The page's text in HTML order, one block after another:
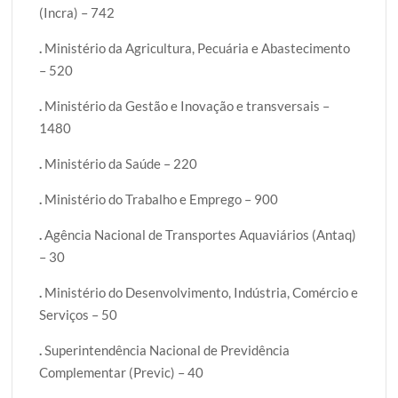
(Incra) – 742
. Ministério da Agricultura, Pecuária e Abastecimento
– 520
. Ministério da Gestão e Inovação e transversais –
1480
. Ministério da Saúde – 220
. Ministério do Trabalho e Emprego – 900
.Agência Nacional de Transportes Aquaviários (Antaq)
– 30
. Ministério do Desenvolvimento, Indústria, Comércio e
Serviços – 50
.Superintendência Nacional de Previdência
Complementar (Previc) – 40